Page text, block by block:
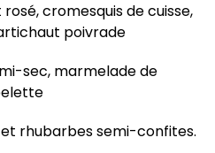
cromesquis de cuisse,
poivrade
sec, marmelade de
et rhubarbes semi-confites.